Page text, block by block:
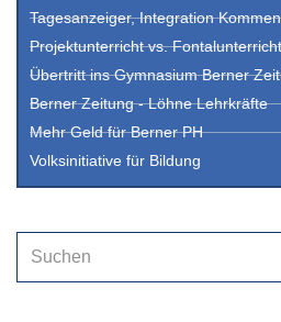
Tagesanzeiger, Integration
Projektunterricht vs.
Übertritt ins Gymnasium Berner
Berner Zeitung - Löhne Lehrkräfte
Mehr Geld für Berner PH
Volksinitiative für Bildung